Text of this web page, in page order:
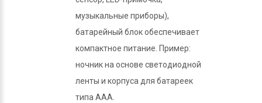
музыкальные приборы),
батарейный блок обеспечивает
компактное питание. Пример:
ночник на основе светодиодной
ленты и корпуса для батареек
типа AAA.